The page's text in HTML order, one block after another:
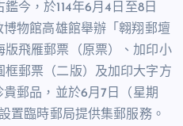
今，於114年6月4日至8日
博物館高雄館舉辦「翱翔郵壇
飛雁郵票（原票）、加印小
郵票（二版）及加印大字方
郵品，並於6月7日（星期
置臨時郵局提供集郵服務。